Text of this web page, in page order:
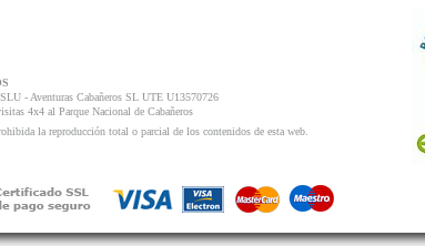
- Aventuras Cabañeros SL UTE U13570726
4x4 al Parque Nacional de Cabañeros
la reproducción total o parcial de los contenidos de esta web.